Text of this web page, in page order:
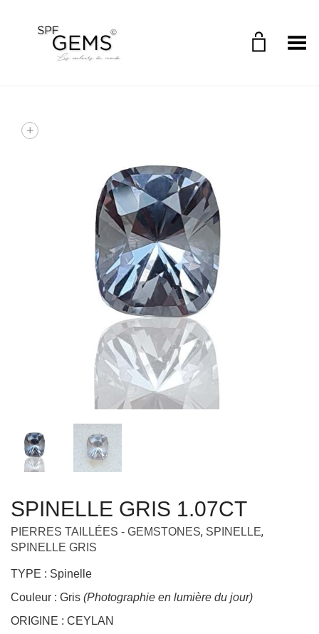
Toggle Menu
+
PIERRES TAILLÉES - GEMSTONES, SPINELLE
SPINELLE GRIS
TYPE : Spinelle
Couleur : Gris(Photographie en lumière du jour)
ORIGINE : CEYLAN
POIDS : 1.07ct